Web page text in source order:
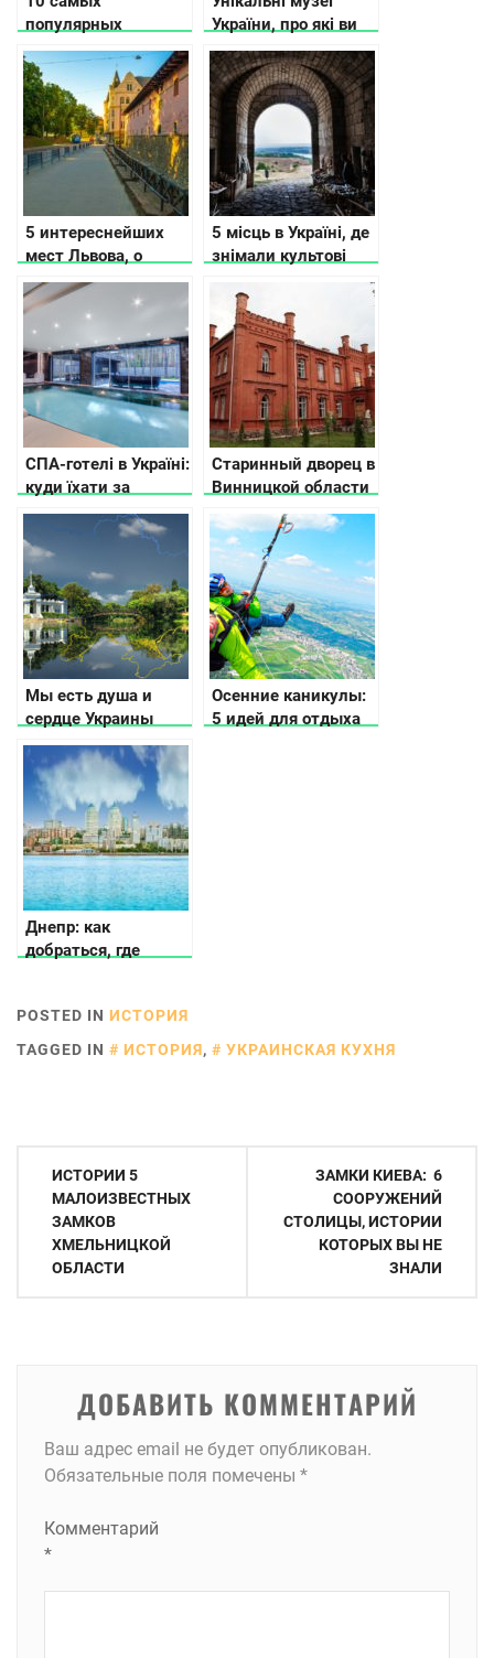
популярных
заведений Львова
України, про які ви
не чули
5 интереснейших
мест Львова, о
которых не
расскажут
путеводители
5 місць в Україні, де
знімали культові
СПА-готелі в Україні:
куди їхати за
релаксом
Старинный дворец в
Винницкой области
выставлен на
продажу
Мы есть душа и
сердце Украины
Осенние каникулы:
5 идей для отдыха
Днепр: как
добраться, где
POSTED IN ИСТОРИЯ
TAGGED IN
ИСТОРИЯ, УКРАИНСКАЯ КУХНЯ
Навигация
записям
ИСТОРИИ 5
МАЛОИЗВЕСТНЫХ
ЗАМКОВ
ХМЕЛЬНИЦКОЙ
ОБЛАСТИ
ЗАМКИ КИЕВА: 6
СООРУЖЕНИЙ
СТОЛИЦЫ, ИСТОРИИ
КОТОРЫХ ВЫ НЕ
ЗНАЛИ
ДОБАВИТЬ КОММЕНТАРИЙ
Ваш адрес email не будет опубликован.
Обязательные поля помечены *
Комментарий
*